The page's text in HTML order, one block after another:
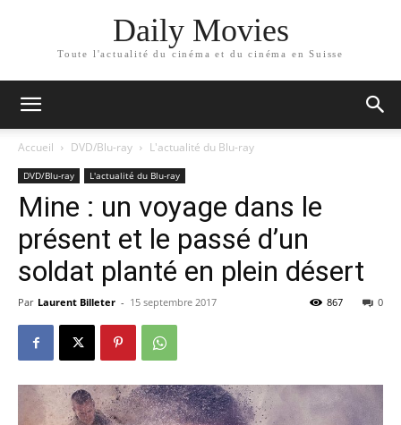
Daily Movies
Toute l'actualité du cinéma et du cinéma en Suisse
Accueil DVD/Blu-ray L'actualité du Blu-ray
DVD/Blu-ray L'actualité du Blu-ray
Mine : un voyage dans le
présent et le passé d’un
soldat planté en plein désert
Par Laurent Billeter - 15 septembre 2017 0
867